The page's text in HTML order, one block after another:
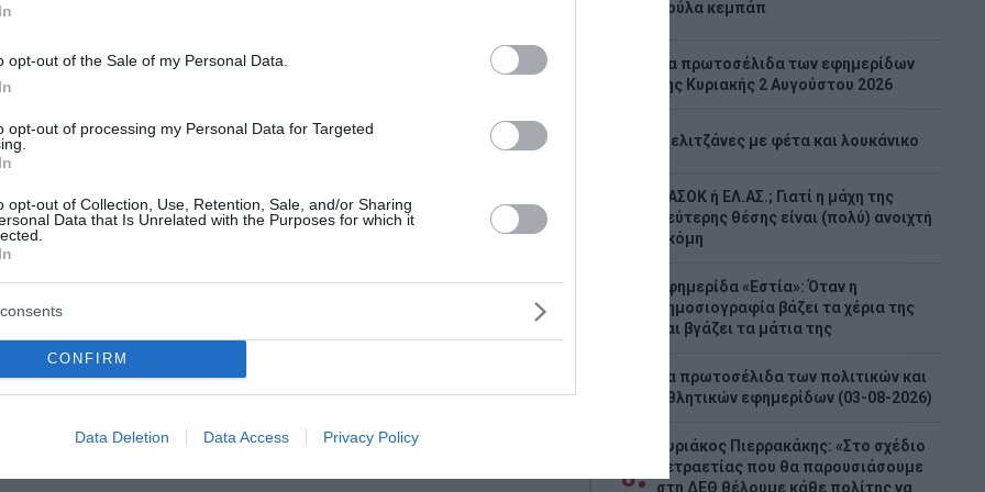
opt-out of the Sale of my Personal Data.
opt-out of processing my Personal Data for Targeted
opt-out of Collection, Use, Retention, Sale, and/or Sharing
Data that Is Unrelated with the Purposes for which it
CONFIRM
Data Deletion Data Access Privacy Policy
δισ. ευρώ οι
οφειλών από την
της
κατέγραψε τον
Μηχανισμός. Οι
ξεπέρασαν τα 20
της πλατφόρμας. Συνολικ...
Πότε θα γίνει η επόμενη
δικαιούχοι
Η αντίστροφη μέτρηση έχει ξεκινήσει
για τη συμπληρωματική καταβολή του
06 Αυγούστου 2026
Λούλα κεμπάπ
Tα πρωτοσέλιδα των εφημερίδων
της Κυριακής 2 Αυγούστου 2026
Μελιτζάνες με φέτα και λουκάνικο
ΠΑΣΟΚ ή ΕΛ.ΑΣ.; Γιατί η μάχη της
δεύτερης θέσης είναι (πολύ) ανοιχτή
ακόμη
Εφημερίδα «Εστία»: Όταν η
δημοσιογραφία βάζει τα χέρια της
και βγάζει τα μάτια της
Τα πρωτοσέλιδα των πολιτικών και
αθλητικών εφημερίδων (03-08-2026)
8
Κυριάκος Πιερρακάκης: «Στο σχέδιο
τετραετίας που θα παρουσιάσουμε
στη ΔΕΘ θέλουμε κάθε πολίτης να